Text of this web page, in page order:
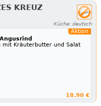
KREUZ
Küche: deutsch
Aktion
mit Kräuterbutter und Salat
18.90 €